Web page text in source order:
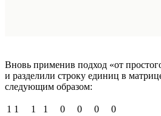
Вновь применив подход «от
и разделили строку единиц в
следующим образом:
1 1 1 1 0 0 0
0